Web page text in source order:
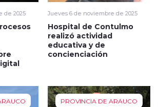
de 2025 Jueves 6 de noviembre de 2025
Hospital de Contulmo
realizó actividad
educativa y de
concienciación
PROVINCIA DE ARAUCO